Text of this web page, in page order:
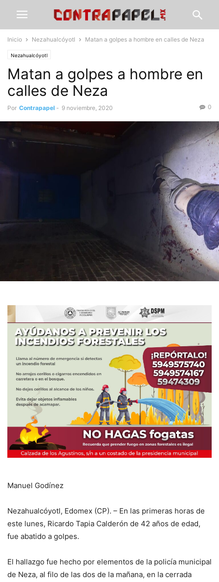
Inicio Nezahualcóyotl Matan a golpes a hombre en calles de Neza
Nezahualcóyotl
Matan a golpes a hombre en
calles de Neza
Por Contrapapel - 9 noviembre, 2020 0
Manuel Godínez
Nezahualcóyotl, Edomex (CP). – En las primeras horas de
este lunes, Ricardo Tapia Calderón de 42 años de edad,
fue abatido a golpes.
El hallazgo fue hecho por elementos de la policía municipal
de Neza, al filo de las dos de la mañana, en la cerrada